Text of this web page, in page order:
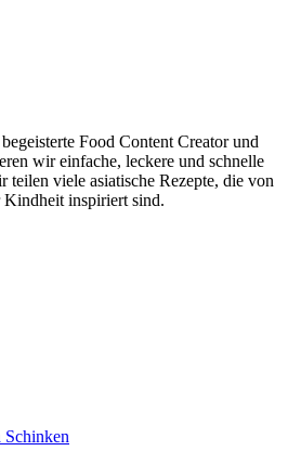
Food Content Creator und
wir einfache, leckere und schnelle
teilen viele asiatische Rezepte, die von
Kindheit inspiriert sind.